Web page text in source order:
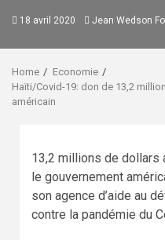
18 avril 2020 Jean Wedson
Home
Economie
Haïti/Covid-19: don de 13,2
américain
13,2 millions de dollars
le gouvernement
son agence d’aide au
contre la pandémie du